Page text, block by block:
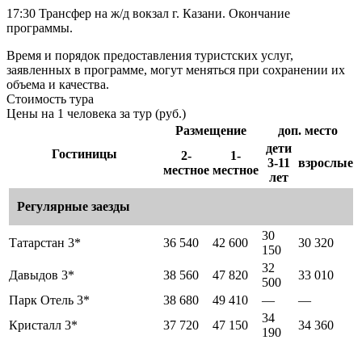
17:30 Трансфер на ж/д вокзал г. Казани. Окончание
программы.
Время и порядок предоставления туристских услуг,
заявленных в программе, могут меняться при сохранении их
объема и качества.
Стоимость тура
Цены на 1 человека за тур (руб.)
Гостиницы
Размещение
доп. место
2-
местное
1-
местное
дети
3-11
лет
взрослые
Регулярные заезды
Татарстан 3* 36 540 42 600
30
150
30 320
Давыдов 3* 38 560 47 820
32
500
33 010
Парк Отель 3*
38 680 49 410 —
—
Кристалл 3*
37 720 47 150
34
190
34 360